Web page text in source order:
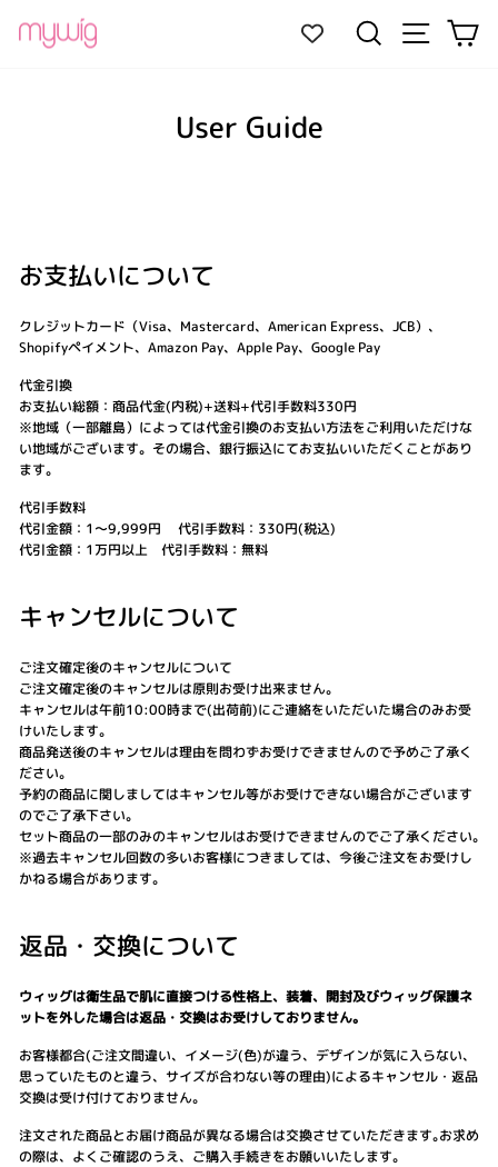
content
Search Site
User Guide
お支払いについて
クレジットカード（Visa、Mastercard、American Express、JCB）、
Shopifyペイメント、Amazon Pay、Apple Pay、Google Pay
代金引換
お支払い総額：商品代金(内税)+送料+代引手数料330円
※地域（一部離島）によっては代金引換のお支払い方法をご利用いただけな
い地域がございます。その場合、銀行振込にてお支払いいただくことがあり
ます。
代引手数料
代引金額：1～9,999円 代引手数料：330円(税込)
代引金額：1万円以上 代引手数料：無料
キャンセルについて
ご注文確定後のキャンセルについて
ご注文確定後のキャンセルは原則お受け出来ません。
キャンセルは午前10:00時まで(出荷前)にご連絡をいただいた場合のみお受
けいたします｡
商品発送後のキャンセルは理由を問わずお受けできませんので予めご了承く
ださい｡
予約の商品に関しましてはキャンセル等がお受けできない場合がございます
のでご了承下さい｡
セット商品の一部のみのキャンセルはお受けできませんのでご了承ください｡
※過去キャンセル回数の多いお客様につきましては、今後ご注文をお受けし
かねる場合があります。
返品・交換について
ウィッグは衛生品で肌に直接つける性格上、装着、開封及びウィッグ保護ネ
ットを外した場合は返品・交換はお受けしておりません。
お客様都合(ご注文間違い、イメージ(色)が違う、デザインが気に入らない、
思っていたものと違う、サイズが合わない等の理由)によるキャンセル・返品
交換は受け付けておりません。
注文された商品とお届け商品が異なる場合は交換させていただきます｡お求め
の際は、よくご確認のうえ、ご購入手続きをお願いいたします。